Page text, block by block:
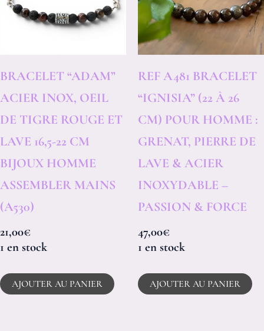
BRACELET “ADAM”
ACIER INOX, OEIL
DE TIGRE ROUGE ET
LAVE 16,5-22 CM
BIJOUX HOMME
ASSEMBLER MAINS
(A530)
21,00€
1 en stock
AJOUTER AU PANIER
REF A481 BRACELET
“IGNISIA” (22 À 26
CM) POUR HOMME :
GRENAT, PIERRE DE
LAVE & ACIER
INOXYDABLE –
PASSION & FORCE
47,00€
1 en stock
AJOUTER AU PANIER